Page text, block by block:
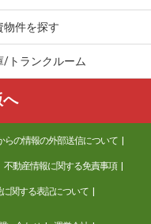
物件を探す
/トランクルーム
へ
らの情報の外部送信について
不動産情報に関する免責事項
関する表記について